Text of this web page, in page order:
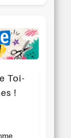
Toi-
!